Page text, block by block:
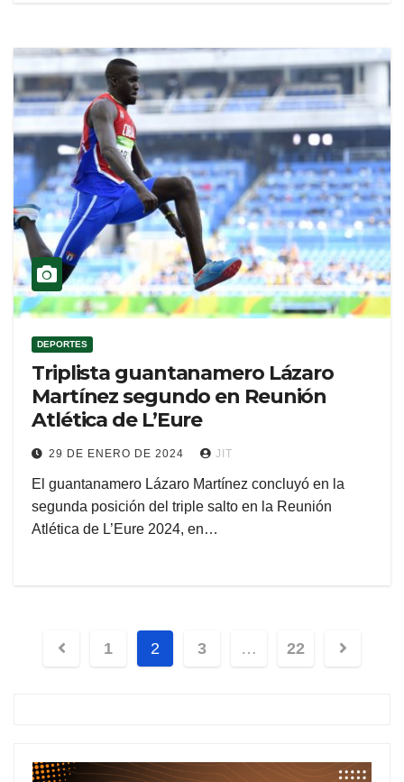
DEPORTES
Triplista guantanamero Lázaro
Martínez segundo en Reunión
Atlética de L’Eure
29 DE ENERO DE 2024 JIT
El guantanamero Lázaro Martínez concluyó en la
segunda posición del triple salto en la Reunión
Atlética de L’Eure 2024, en…
1 2 3 … 22